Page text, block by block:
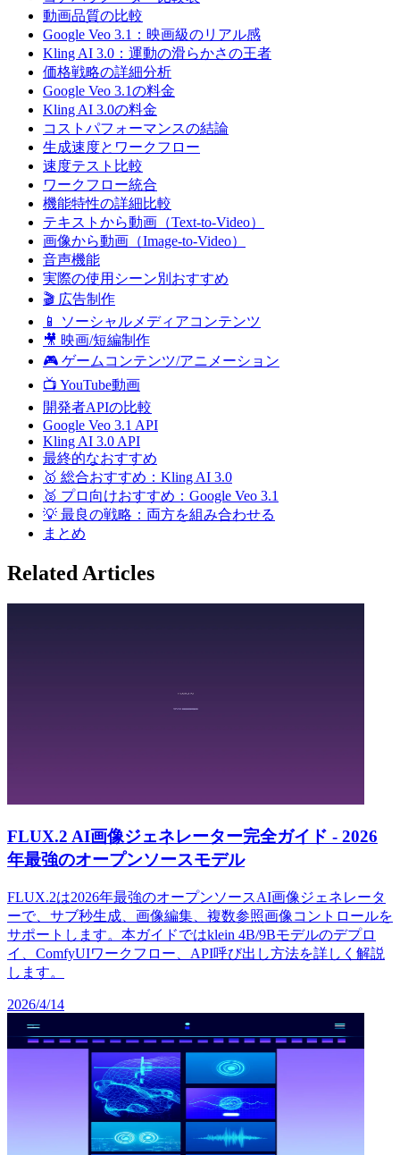
動画品質の比較
Google Veo 3.1：映画級のリアル感
Kling AI 3.0：運動の滑らかさの王者
価格戦略の詳細分析
Google Veo 3.1の料金
Kling AI 3.0の料金
コストパフォーマンスの結論
生成速度とワークフロー
速度テスト比較
ワークフロー統合
機能特性の詳細比較
テキストから動画（Text-to-Video）
画像から動画（Image-to-Video）
音声機能
実際の使用シーン別おすすめ
🎬 広告制作
📱 ソーシャルメディアコンテンツ
🎥 映画/短編制作
🎮 ゲームコンテンツ/アニメーション
📺 YouTube動画
開発者APIの比較
Google Veo 3.1 API
Kling AI 3.0 API
最終的なおすすめ
🥇 総合おすすめ：Kling AI 3.0
🥈 プロ向けおすすめ：Google Veo 3.1
💡 最良の戦略：両方を組み合わせる
まとめ
Related Articles
FLUX.2 AI画像ジェネレーター完全ガイド - 2026
年最強のオープンソースモデル
FLUX.2は2026年最強のオープンソースAI画像ジェネレータ
ーで、サブ秒生成、画像編集、複数参照画像コントロールを
サポートします。本ガイドではklein 4B/9Bモデルのデプロ
イ、ComfyUIワークフロー、API呼び出し方法を詳しく解説
します。
2026/4/14